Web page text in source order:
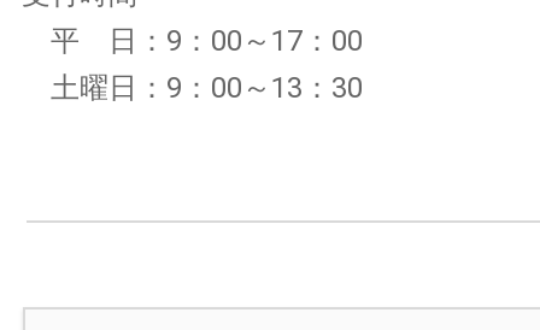
平 日：9：00～17：00
土曜日：9：00～13：30